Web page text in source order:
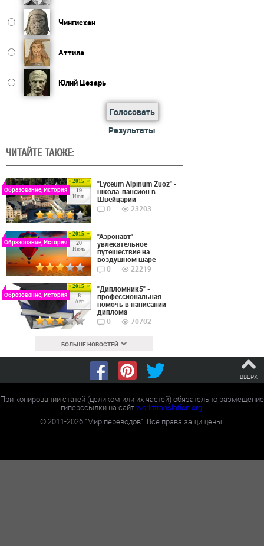
Чингисхан
Аттила
Юлий Цезарь
Голосовать
Результаты
ЧИТАЙТЕ ТАКЖЕ:
2015
19
Июль
Образование, История
"Lyceum Alpinum Zuoz" -
школа-пансион в
Швейцарии
0
23203
2015
20
Июль
Образование, История
"Аэронавт" -
увлекательное
путешествие на
воздушном шаре
0
22219
2015
8
Авг
Образование, История
"Дипломник5" -
профессиональная
помочь в написании
диплома
0
70702
БОЛЬШЕ НОВОСТЕЙ
ВВЕРХ
При копировании статей (целиком или их частей) обязательно размещение
гиперссылки на сайтworldtranslation.org.
©2011-2026 "Мир переводов". Все права защищены.